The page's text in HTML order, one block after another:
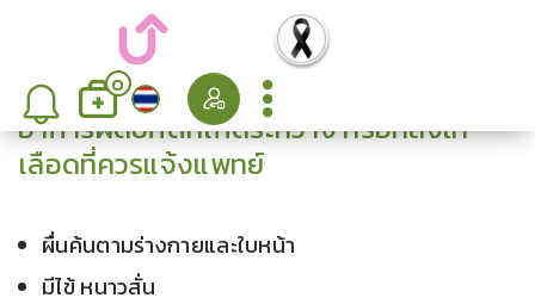
0
อาการผิดปกติที่เกิดระหว่าง หรือหลังให้
เลือดที่ควรแจ้งแพทย์
ผื่นค้นตามร่างกายและใบหน้า
มีไข้ หนาวสั่น